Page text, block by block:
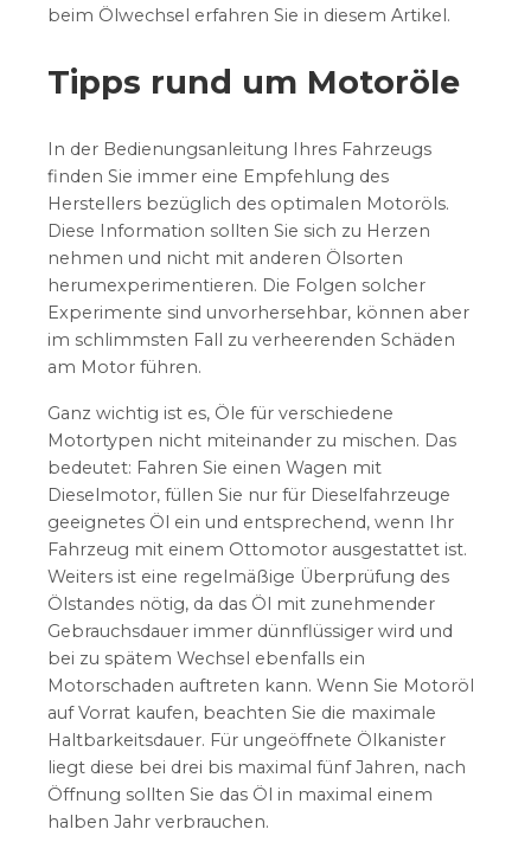
beim Ölwechsel erfahren Sie in diesem Artikel.
Tipps rund um Motoröle
In der Bedienungsanleitung Ihres Fahrzeugs
finden Sie immer eine Empfehlung des
Herstellers bezüglich des optimalen Motoröls.
Diese Information sollten Sie sich zu Herzen
nehmen und nicht mit anderen Ölsorten
herumexperimentieren. Die Folgen solcher
Experimente sind unvorhersehbar, können aber
im schlimmsten Fall zu verheerenden Schäden
am Motor führen.
Ganz wichtig ist es, Öle für verschiedene
Motortypen nicht miteinander zu mischen. Das
bedeutet: Fahren Sie einen Wagen mit
Dieselmotor, füllen Sie nur für Dieselfahrzeuge
geeignetes Öl ein und entsprechend, wenn Ihr
Fahrzeug mit einem Ottomotor ausgestattet ist.
Weiters ist eine regelmäßige Überprüfung des
Ölstandes nötig, da das Öl mit zunehmender
Gebrauchsdauer immer dünnflüssiger wird und
bei zu spätem Wechsel ebenfalls ein
Motorschaden auftreten kann. Wenn Sie Motoröl
auf Vorrat kaufen, beachten Sie die maximale
Haltbarkeitsdauer. Für ungeöffnete Ölkanister
liegt diese bei drei bis maximal fünf Jahren, nach
Öffnung sollten Sie das Öl in maximal einem
halben Jahr verbrauchen.